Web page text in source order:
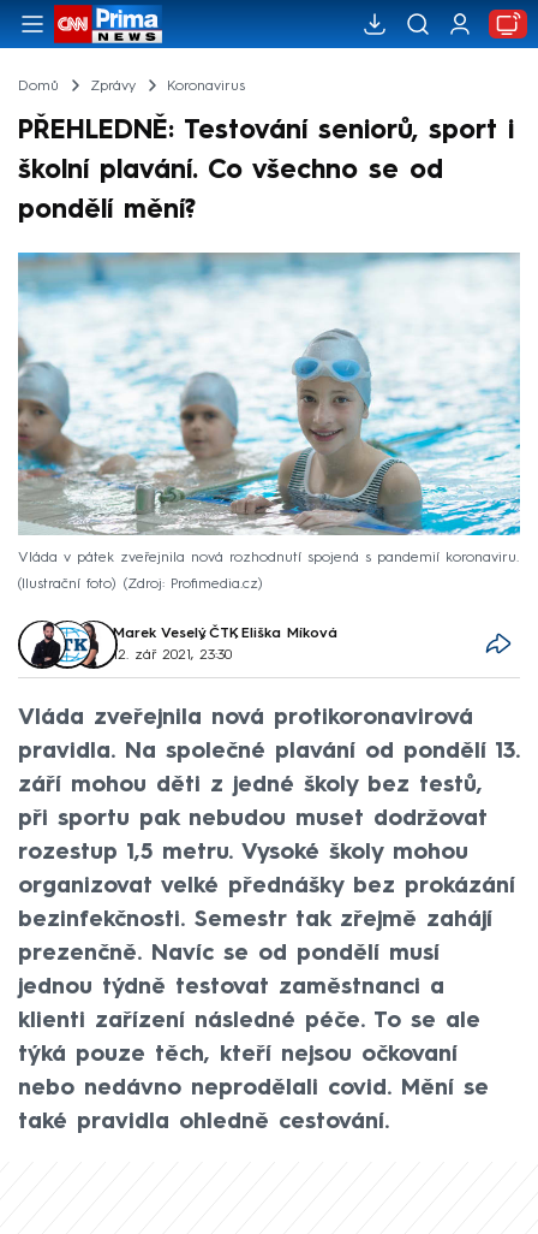
Domů Zprávy Koronavirus
PŘEHLEDNĚ: Testování seniorů, sport i
školní plavání. Co všechno se od
pondělí mění?
Vláda v pátek zveřejnila nová rozhodnutí spojená s pandemií koronaviru.
(Ilustrační foto)
Zdroj: Profimedia.cz
Marek Veselý,ČTK, Eliška Míková
12. zář 2021, 23:30
Vláda zveřejnila nová protikoronavirová
pravidla. Na společné plavání od pondělí 13.
září mohou děti z jedné školy bez testů,
při sportu pak nebudou muset dodržovat
rozestup 1,5 metru. Vysoké školy mohou
organizovat velké přednášky bez prokázání
bezinfekčnosti. Semestr tak zřejmě zahájí
prezenčně. Navíc se od pondělí musí
jednou týdně testovat zaměstnanci a
klienti zařízení následné péče. To se ale
týká pouze těch, kteří nejsou očkovaní
nebo nedávno neprodělali covid. Mění se
také pravidla ohledně cestování.